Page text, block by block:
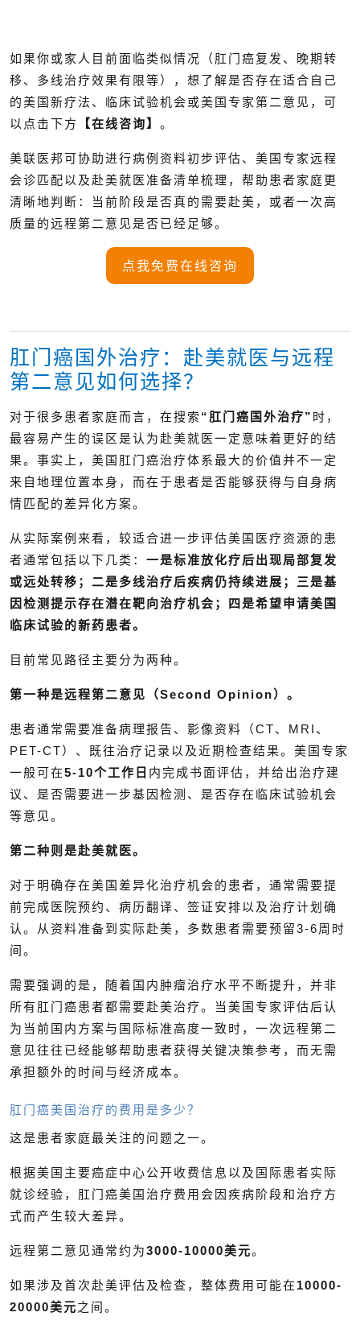
如果你或家人目前面临类似情况（肛门癌复发、晚期转
移、多线治疗效果有限等），想了解是否存在适合自己
的美国新疗法、临床试验机会或美国专家第二意见，可
以点击下方
【在线咨询】 。
美联医邦可协助进行病例资料初步评估、美国专家远程
会诊匹配以及赴美就医准备清单梳理，帮助患者家庭更
清晰地判断：当前阶段是否真的需要赴美，或者一次高
质量的远程第二意见是否已经足够。
点我免费在线咨询
肛门癌国外治疗：赴美就医与远程
第二意见如何选择？
对于很多患者家庭而言，在搜索 “肛门癌国外治疗” 时，
最容易产生的误区是认为赴美就医一定意味着更好的结
果。事实上，美国肛门癌治疗体系最大的价值并不一定
来自地理位置本身，而在于患者是否能够获得与自身病
情匹配的差异化方案。
从实际案例来看，较适合进一步评估美国医疗资源的患
者通常包括以下几类： 一是标准放化疗后出现局部复发
或远处转移；二是多线治疗后疾病仍持续进展；三是基
因检测提示存在潜在靶向治疗机会；四是希望申请美国
临床试验的新药患者。
目前常见路径主要分为两种。
第一种是远程第二意见（Second Opinion）。
患者通常需要准备病理报告、影像资料（CT、MRI、
PET-CT）、既往治疗记录以及近期检查结果。美国专家
一般可在5-10个工作日 内完成书面评估，并给出治疗建
议、是否需要进一步基因检测、是否存在临床试验机会
等意见。
第二种则是赴美就医。
对于明确存在美国差异化治疗机会的患者，通常需要提
前完成医院预约、病历翻译、签证安排以及治疗计划确
认。从资料准备到实际赴美，多数患者需要预留3-6周时
间。
需要强调的是，随着国内肿瘤治疗水平不断提升，并非
所有肛门癌患者都需要赴美治疗。当美国专家评估后认
为当前国内方案与国际标准高度一致时，一次远程第二
意见往往已经能够帮助患者获得关键决策参考，而无需
承担额外的时间与经济成本。
肛门癌美国治疗的费用是多少？
这是患者家庭最关注的问题之一。
根据美国主要癌症中心公开收费信息以及国际患者实际
就诊经验，肛门癌美国治疗费用会因疾病阶段和治疗方
式而产生较大差异。
远程第二意见通常约为3000-10000美元。
如果涉及首次赴美评估及检查，整体费用可能在 10000-
20000美元之间。